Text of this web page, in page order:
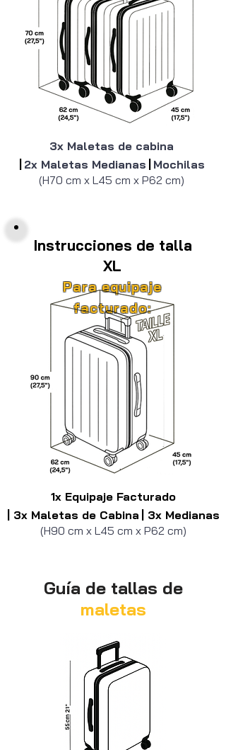
o pago en el lugar.
+5€/día (M)
+7€/día (XL)
Pago con tarjeta de crédito
3x Maletas de cabina
2x Maletas Medianas Mochilas
(H70 cm x L45 cm x P62 cm)
Instrucciones de talla
XL
Para equipaje
facturado:
1x Equipaje Facturado
| 3x Maletas de Cabina
| 3x Medianas
(H90 cm x L45 cm x P62 cm)
Guía de tallas de
maletas